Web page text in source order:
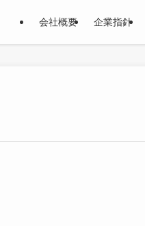
会社概要 企業指針